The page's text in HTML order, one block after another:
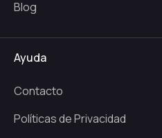
Blog
Ayuda
Contacto
Políticas de Privacidad